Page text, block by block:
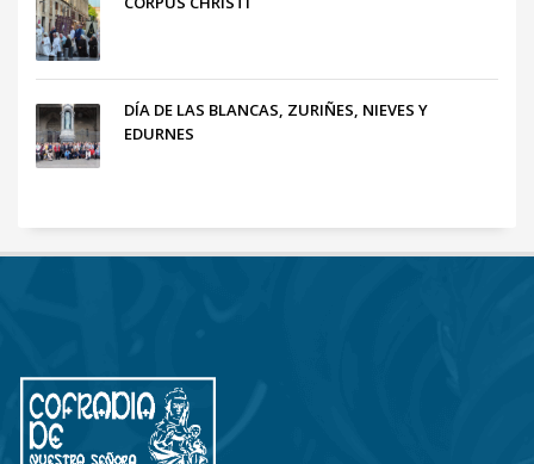
DÍA DE LAS BLANCAS, ZURIÑES, NIEVES Y
EDURNES